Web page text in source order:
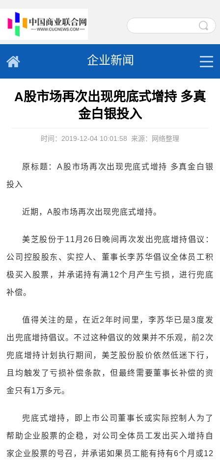
企业新闻
A股市场再次出现兜底式增持 多真
金白银投入
时间：2019-12-04 10:01:58 来源：网络整理
原标题：A股市场再次出现兜底式增持 多真金白银
投入
近期，A股市场再次出现兜底式增持。
美芝股份于11月26日晚间再次发出兜底增持倡议：
公司控股股东、实控人、董事长李苏华倡议全体员工积
极买入股票，并承诺持有满12个月产生亏损，进行兜底
补偿。
值得关注的是，在近2年时间里，李苏华已是3度发
出兜底增持倡议。不过这种倡议的效果并不乐观，前2次
兜底增持计划执行期间，美芝股份股价依然低迷下行，
且均触发了亏损补偿条款，但最终需要董事长补偿的资
金只有1万多元。
兜底式增持，即上市公司董事长或实际控制人为了
帮助企业股票的企稳，对公司全体员工发出买入增持自
家企业股票的号召，并承诺如果员工能有持有6个月或12